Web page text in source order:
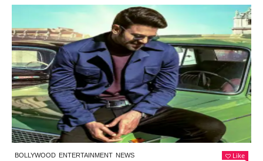
BOLLYWOOD ENTERTAINMENT NEWS Like